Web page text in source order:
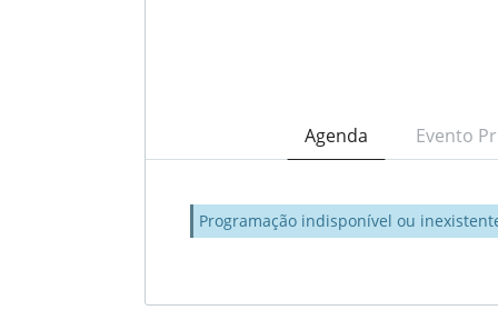
Agenda Evento
Programação indisponível ou